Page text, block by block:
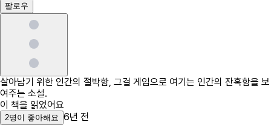
팔로우
살아남기 위한 인간의 절박함, 그걸 게임으로 여기는 인간의 잔혹함을 보
여주는 소설.
이 책을 읽었어요
2명 이 좋아해요 6년 전